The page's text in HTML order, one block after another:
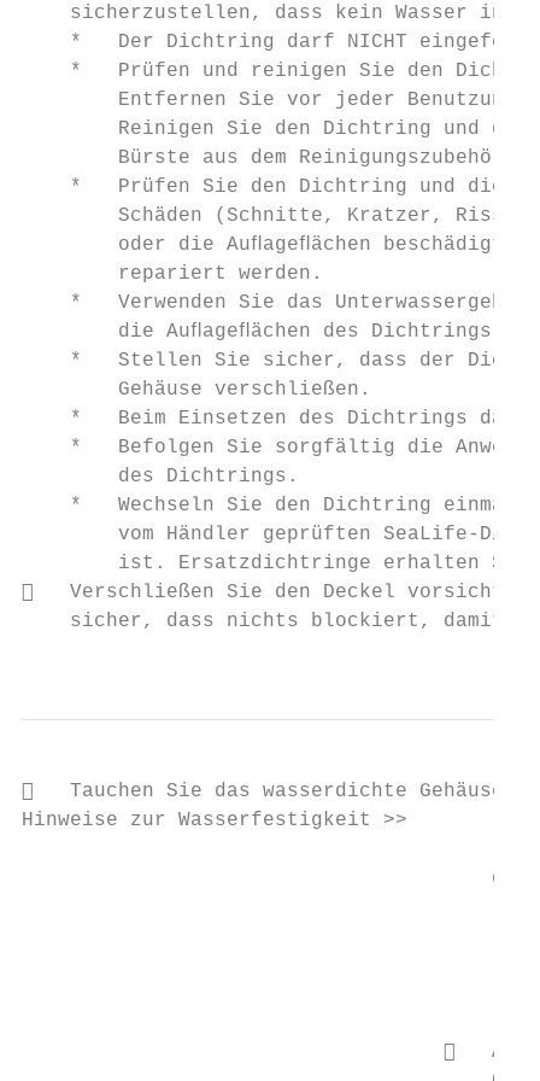
sicherzustellen, dass kein Wasser in
*   Der Dichtring darf NICHT
*   Prüfen und reinigen Sie den
Entfernen Sie vor jeder Benutzung
Reinigen Sie den Dichtring und
        Bürste aus dem Reinigungszubehör.
*   Prüfen Sie den Dichtring und die
Schäden (Schnitte, Kratzer,
oder die Auﬂageﬂächen beschädigt
        repariert werden.
*   Verwenden Sie das
die Auﬂageﬂächen des Dichtrings
*   Stellen Sie sicher, dass der
        Gehäuse verschließen.
*   Beim Einsetzen des Dichtrings
*   Befolgen Sie sorgfältig die
        des Dichtrings.
*   Wechseln Sie den Dichtring einmal
vom Händler geprüften SeaLife-
ist. Ersatzdichtringe erhalten
   Verschließen Sie den Deckel
sicher, dass nichts blockiert, damit
   Tauchen Sie das wasserdichte Gehäuse
Hinweise zur Wasserfestigkeit >>
